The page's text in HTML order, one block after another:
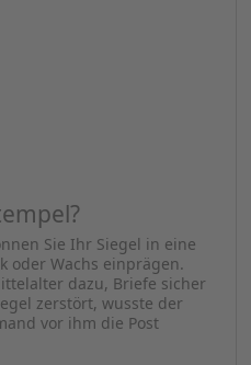
Sie Ihr Siegel in eine
oder Wachs einprägen.
dazu, Briefe sicher
zerstört, wusste der
vor ihm die Post